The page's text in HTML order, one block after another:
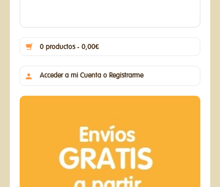
0 productos - 0,00€
Acceder a mi Cuenta o Registrarme